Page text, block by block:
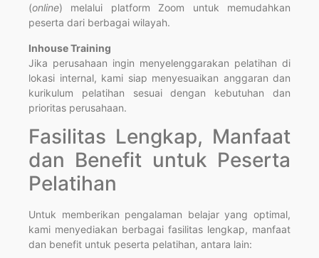
(online) melalui platform Zoom untuk memudahkan
peserta dari berbagai wilayah.
Inhouse Training
Jika perusahaan ingin menyelenggarakan pelatihan di
lokasi internal, kami siap menyesuaikan anggaran dan
kurikulum pelatihan sesuai dengan kebutuhan dan
prioritas perusahaan.
Fasilitas Lengkap, Manfaat
dan Benefit untuk Peserta
Pelatihan
Untuk memberikan pengalaman belajar yang optimal,
kami menyediakan berbagai fasilitas lengkap, manfaat
dan benefit untuk peserta pelatihan, antara lain: